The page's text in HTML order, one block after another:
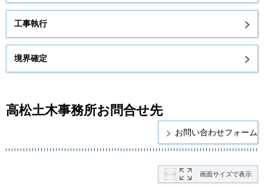
工事執行
境界確定
高松土木事務所お問合せ先
画面サイズで表示